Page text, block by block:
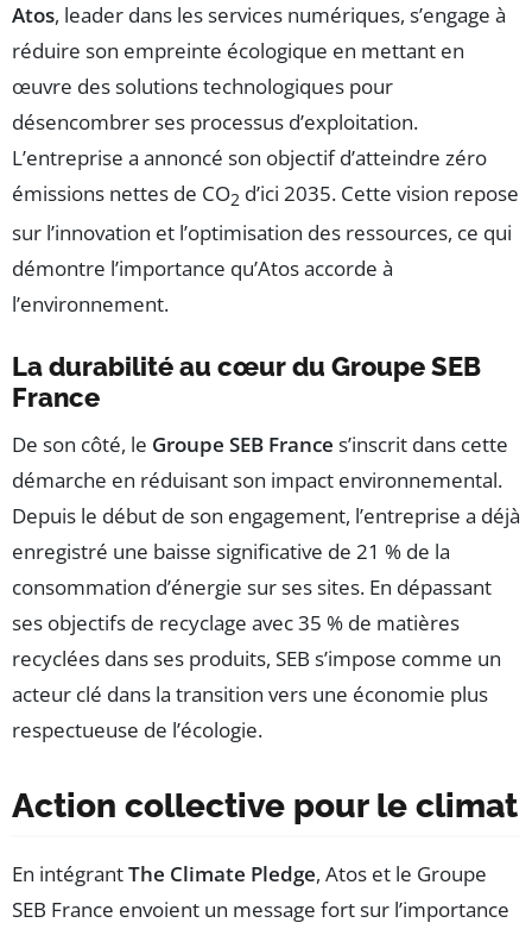
Atos, leader dans les services numériques, s’engage à
réduire son empreinte écologique en mettant en
œuvre des solutions technologiques pour
désencombrer ses processus d’exploitation.
L’entreprise a annoncé son objectif d’atteindre zéro
émissions nettes de CO2 d’ici 2035. Cette vision repose
sur l’innovation et l’optimisation des ressources, ce qui
démontre l’importance qu’Atos accorde à
l’environnement.
La durabilité au cœur du Groupe SEB
France
De son côté, le Groupe SEB France s’inscrit dans cette
démarche en réduisant son impact environnemental.
Depuis le début de son engagement, l’entreprise a déjà
enregistré une baisse significative de 21 % de la
consommation d’énergie sur ses sites. En dépassant
ses objectifs de recyclage avec 35 % de matières
recyclées dans ses produits, SEB s’impose comme un
acteur clé dans la transition vers une économie plus
respectueuse de l’écologie.
Action collective pour le climat
En intégrantThe Climate Pledge, Atos et le Groupe
SEB France envoient un message fort sur l’importance